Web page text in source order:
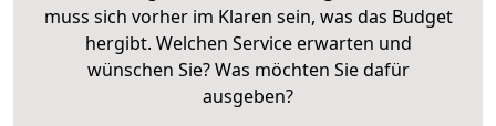
muss sich vorher im Klaren sein, was das Budget
hergibt. Welchen Service erwarten und
wünschen Sie? Was möchten Sie dafür
ausgeben?